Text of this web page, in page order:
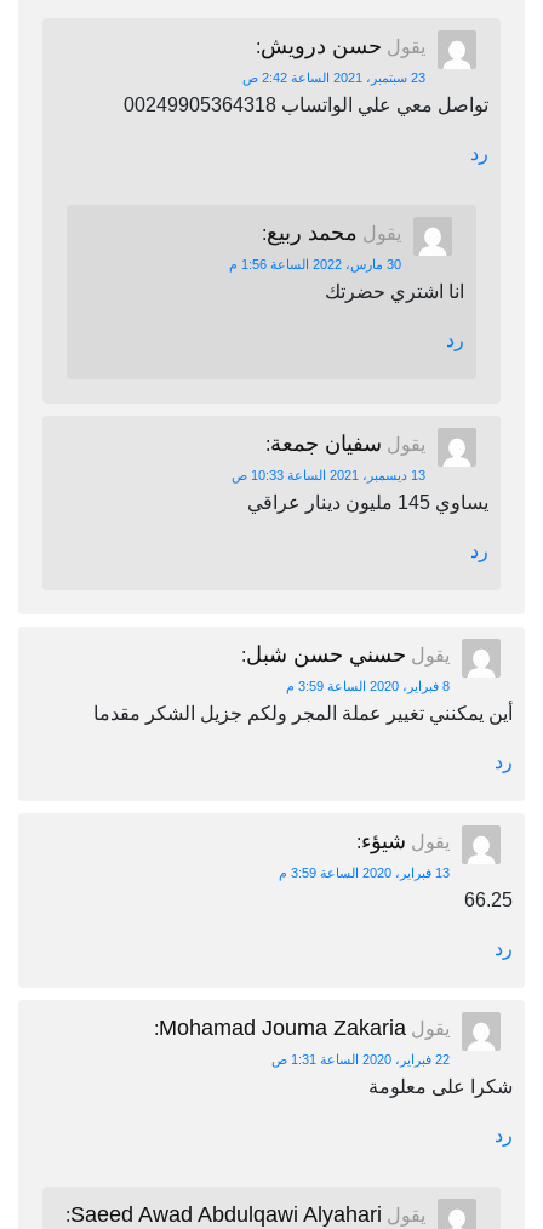
يقول حسن درويش:
23 سبتمبر، 2021 الساعة 2:42 ص
تواصل معي علي الواتساب 00249905364318
رد
يقول محمد ربيع:
30 مارس، 2022 الساعة 1:56 م
انا اشتري حضرتك
رد
يقول سفيان جمعة:
13 ديسمبر، 2021 الساعة 10:33 ص
يساوي 145 مليون دينار عراقي
رد
يقول حسني حسن شبل:
8 فبراير، 2020 الساعة 3:59 م
أين يمكنني تغيير عملة المجر ولكم جزيل الشكر مقدما
رد
يقول شيؤء:
13 فبراير، 2020 الساعة 3:59 م
66.25
رد
يقول Mohamad Jouma Zakaria
:
22 فبراير، 2020 الساعة 1:31 ص
شكرا على معلومة
رد
يقول Saeed Awad Abdulqawi Alyahari
: